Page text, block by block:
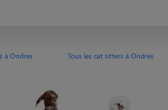
à Ondres Tous les cat sitters à Ondres